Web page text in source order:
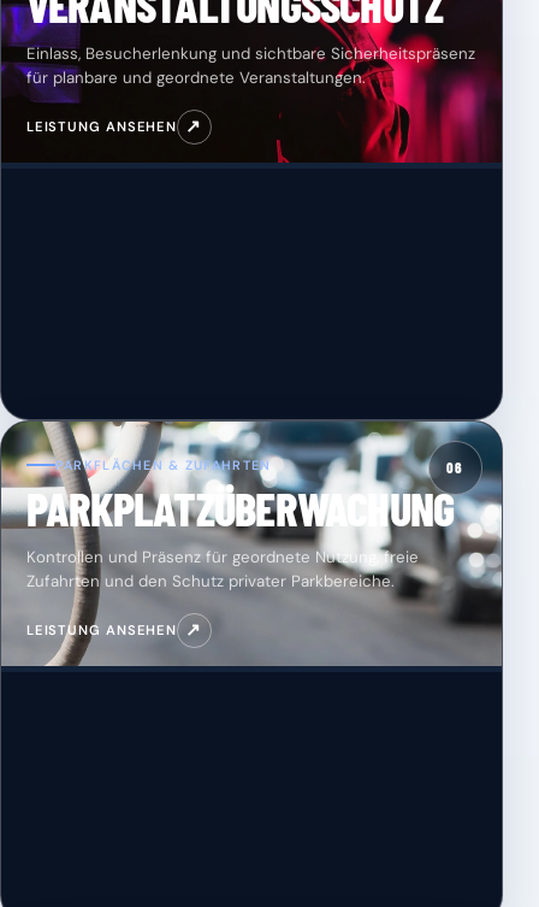
Einlass, Besucherlenkung und sichtbare Sicherheitspräsenz
für planbare und geordnete Veranstaltungen.
LEISTUNG ANSEHEN ↗
06
PARKFLÄCHEN & ZUFAHRTEN
PARKPLATZÜBERWACHUNG
Kontrollen und Präsenz für geordnete Nutzung, freie
Zufahrten und den Schutz privater Parkbereiche.
LEISTUNG ANSEHEN ↗